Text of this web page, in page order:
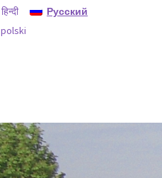
हिन्दी
Русский
polski